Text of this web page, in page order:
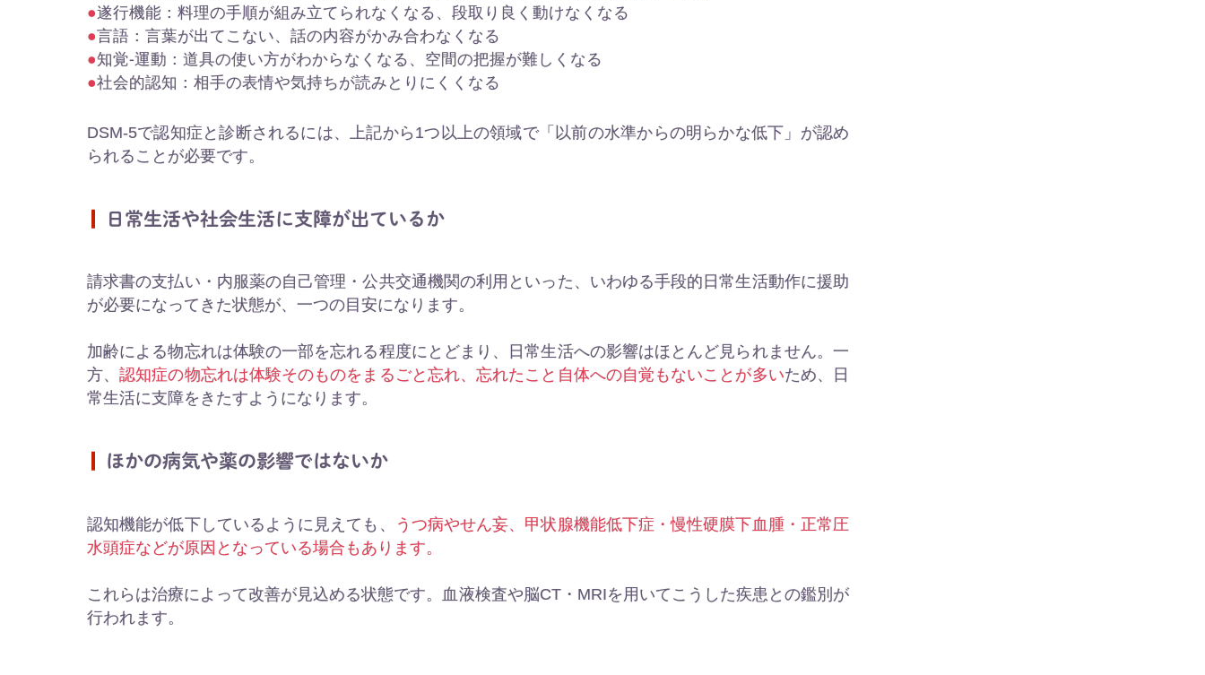
遂行機能：料理の手順が組み立てられなくなる、段取り良く動けなくなる
言語：言葉が出てこない、話の内容がかみ合わなくなる
知覚-運動：道具の使い方がわからなくなる、空間の把握が難しくなる
社会的認知：相手の表情や気持ちが読みとりにくくなる
DSM-5で認知症と診断されるには、上記から1つ以上の領域で「以前の水準からの明らかな低下」が認め
られることが必要です。
日常生活や社会生活に支障が出ているか
請求書の支払い・内服薬の自己管理・公共交通機関の利用といった、いわゆる手段的日常生活動作に援助
が必要になってきた状態が、一つの目安になります。
加齢による物忘れは体験の一部を忘れる程度にとどまり、日常生活への影響はほとんど見られません。一
方、認知症の物忘れは体験そのものをまるごと忘れ、忘れたこと自体への自覚もないことが多いため、日
常生活に支障をきたすようになります。
ほかの病気や薬の影響ではないか
認知機能が低下しているように見えても、
うつ病やせん妄、甲状腺機能低下症・慢性硬膜下血腫・正常圧
水頭症などが原因となっている場合もあります。
これらは治療によって改善が見込める状態です。血液検査や脳CT・MRIを用いてこうした疾患との鑑別が
行われます。